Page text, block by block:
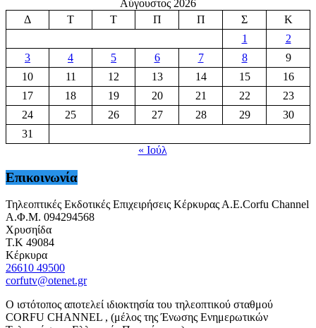
Αύγουστος 2026
Δ
Τ Τ Π Π Σ
Κ
1
2
3
4 5 6 7 8
9
10
11 12 13 14 15
16
17
18 19 20 21 22
23
24
25 26 27 28 29
30
31
« Ιούλ
Επικοινωνία
Τηλεοπτικές Εκδοτικές Επιχειρήσεις Κέρκυρας Α.Ε.Corfu Channel
Α.Φ.Μ. 094294568
Χρυσηίδα
Τ.Κ 49084
Κέρκυρα
26610 49500
corfutv@otenet.gr
Ο ιστότοπος αποτελεί ιδιοκτησία του τηλεοπτικού σταθμού
CORFU CHANNEL , (μέλος της Ένωσης Ενημερωτικών